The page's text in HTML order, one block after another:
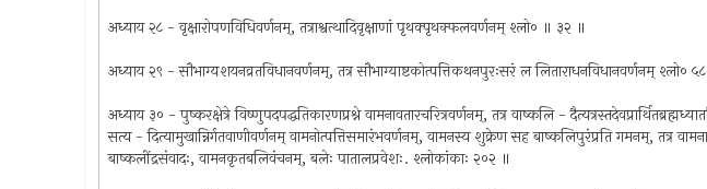
अध्याय २८ - वृक्षारोपणविधिवर्णनम्, तत्राश्वत्थादिवृक्षाणां पृथक्पृथक्फलवर्णनम् श्लो० ॥ ३२ ॥
अध्याय २९ - सौभाग्यशयनव्रतविधानवर्णनम्, तत्र सौभाग्याष्टकोत्पत्तिकथनपुरःसरं ल लिताराधनविधानवर्णनम् श्लो०
अध्याय ३० - पुष्करक्षेत्रे विष्णुपदपद्धतिकारणप्रश्ने वामनावतारचरित्रवर्णनम्, तत्र वाष्कलि -
सत्य - दित्यामुखान्निर्गतवाणीवर्णनम् वामनोत्पत्तिसमारंभवर्णनम्, वामनस्य शुक्रेण सह बाष्कलिपुरंप्रति गमनम्, तत्र
बाष्कलींद्रसंवादः, वामनकृतबलिवंचनम्, बलेः पातालप्रवेशः. श्लोकांकाः २०२ ॥